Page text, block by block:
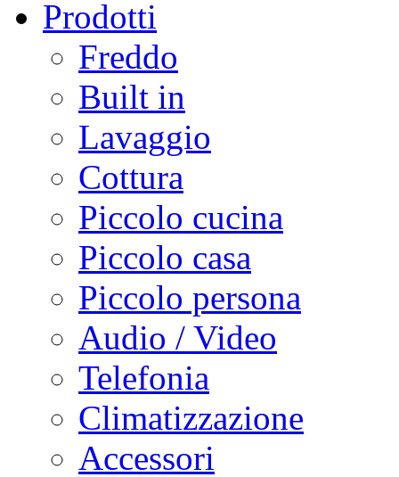
Prodotti
Freddo
Built in
Lavaggio
Cottura
Piccolo cucina
Piccolo casa
Piccolo persona
Audio / Video
Telefonia
Climatizzazione
Accessori